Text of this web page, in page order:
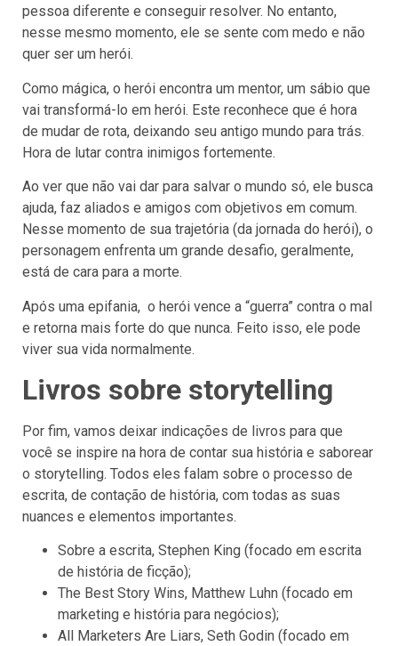
pessoa diferente e conseguir resolver. No entanto,
nesse mesmo momento, ele se sente com medo e não
quer ser um herói.
Como mágica, o herói encontra um mentor, um sábio que
vai transformá-lo em herói. Este reconhece que é hora
de mudar de rota, deixando seu antigo mundo para trás.
Hora de lutar contra inimigos fortemente.
Ao ver que não vai dar para salvar o mundo só, ele busca
ajuda, faz aliados e amigos com objetivos em comum.
Nesse momento de sua trajetória (da jornada do herói), o
personagem enfrenta um grande desafio, geralmente,
está de cara para a morte.
Após uma epifania, o herói vence a “guerra” contra o mal
e retorna mais forte do que nunca. Feito isso, ele pode
viver sua vida normalmente.
Livros sobre storytelling
Por fim, vamos deixar indicações de livros para que
você se inspire na hora de contar sua história e saborear
o storytelling. Todos eles falam sobre o processo de
escrita, de contação de história, com todas as suas
nuances e elementos importantes.
Sobre a escrita, Stephen King (focado em escrita
de história de ficção);
The Best Story Wins, Matthew Luhn (focado em
marketing e história para negócios);
All Marketers Are Liars, Seth Godin (focado em